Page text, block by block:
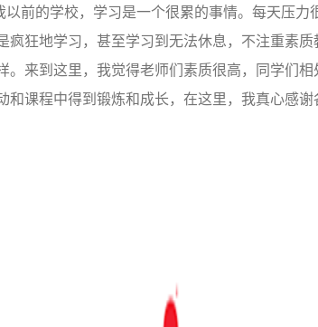
前的学校，学习是一个很累的事情。每天压力
疯狂地学习，甚至学习到无法休息，不注重素
。来到这里，我觉得老师们素质很高，同学们
课程中得到锻炼和成长，在这里，我真心感谢